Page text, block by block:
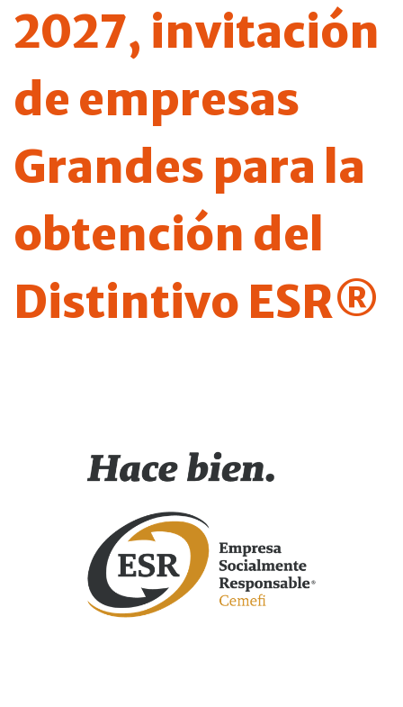
2027, invitación
de empresas
Grandes para la
obtención del
Distintivo ESR®